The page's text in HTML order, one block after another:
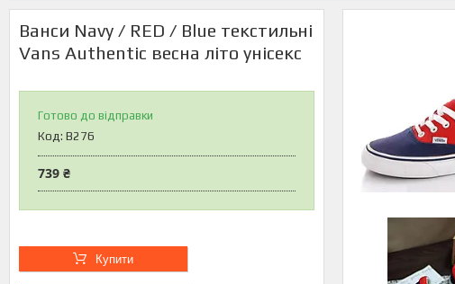
Ванси Navy / RED / Blue текстильні
Vans Authentic весна літо унісекс
Готово до відправки
Код: В276
739 ₴
Купити